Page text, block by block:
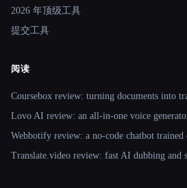
2026 年顶级工具
提交工具
阅读
Coursebox review: turning documents into
Lovo AI review: an all-in-one voice
Webbotify review: a no-code chatbot trained
Translate.video review: fast AI dubbing and